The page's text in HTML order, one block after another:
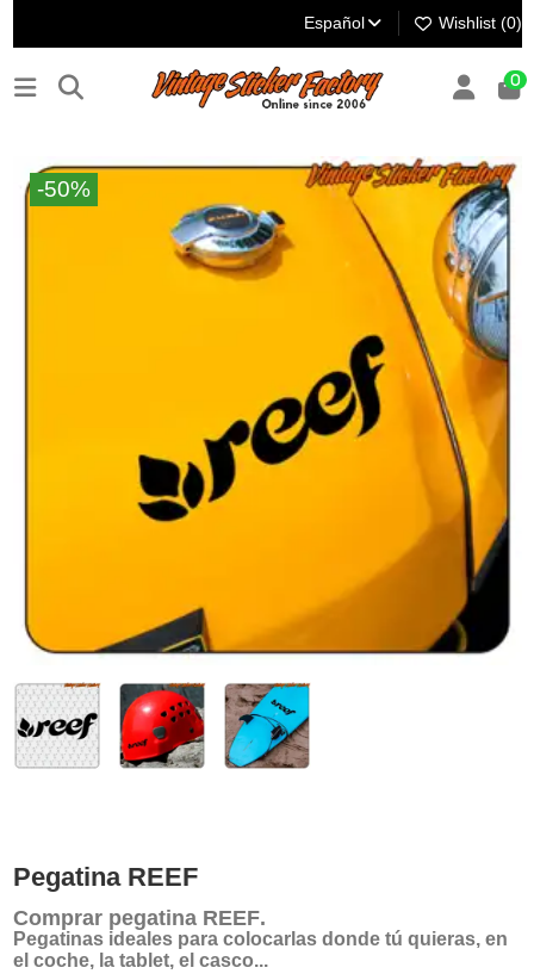
Español Wishlist (0)
0
-50%
Pegatina REEF
Comprar pegatina REEF.
Pegatinas ideales para colocarlas donde tú quieras, en
el coche, la tablet, el casco...